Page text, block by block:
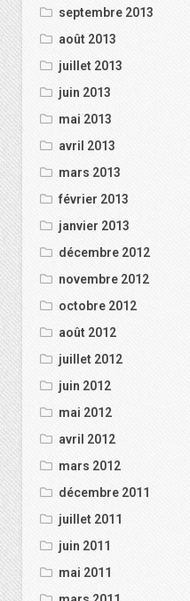
septembre 2013
août 2013
juillet 2013
juin 2013
mai 2013
avril 2013
mars 2013
février 2013
janvier 2013
décembre 2012
novembre 2012
octobre 2012
août 2012
juillet 2012
juin 2012
mai 2012
avril 2012
mars 2012
décembre 2011
juillet 2011
juin 2011
mai 2011